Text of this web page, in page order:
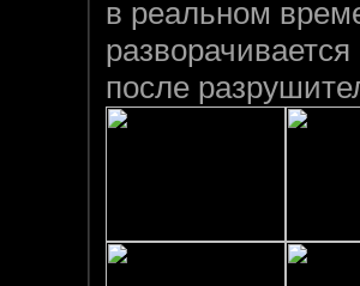
в реальном
после